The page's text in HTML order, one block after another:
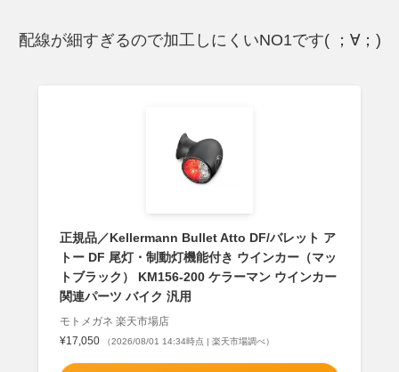
配線が細すぎるので加工しにくいNO1です( ；∀；)
正規品／Kellermann Bullet Atto DF/バレット ア
トー DF 尾灯・制動灯機能付き ウインカー（マッ
トブラック） KM156-200 ケラーマン ウインカー
関連パーツ バイク 汎用
モトメガネ 楽天市場店
¥17,050
（2026/08/01 14:34時点 | 楽天市場調べ）